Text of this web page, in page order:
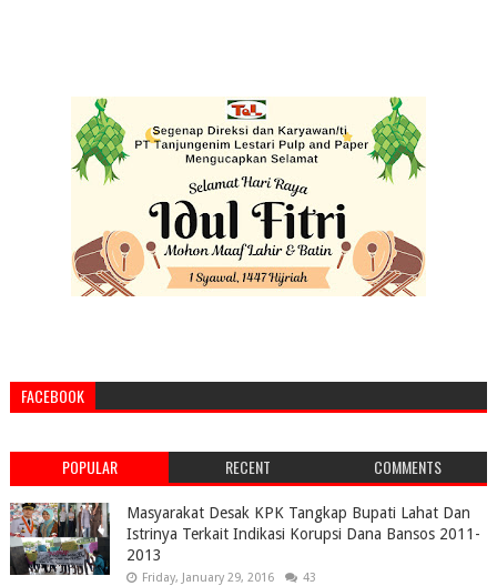
FACEBOOK
POPULAR RECENT COMMENTS
Masyarakat Desak KPK Tangkap Bupati Lahat Dan
Istrinya Terkait Indikasi Korupsi Dana Bansos 2011-
2013
Friday, January 29, 2016 43